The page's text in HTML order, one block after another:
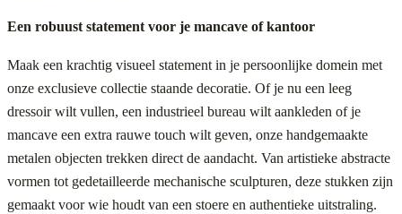
Een robuust statement voor je mancave of kantoor
Maak een krachtig visueel statement in je persoonlijke domein met
onze exclusieve collectie staande decoratie. Of je nu een leeg
dressoir wilt vullen, een industrieel bureau wilt aankleden of je
mancave een extra rauwe touch wilt geven, onze handgemaakte
metalen objecten trekken direct de aandacht. Van artistieke abstracte
vormen tot gedetailleerde mechanische sculpturen, deze stukken zijn
gemaakt voor wie houdt van een stoere en authentieke uitstraling.